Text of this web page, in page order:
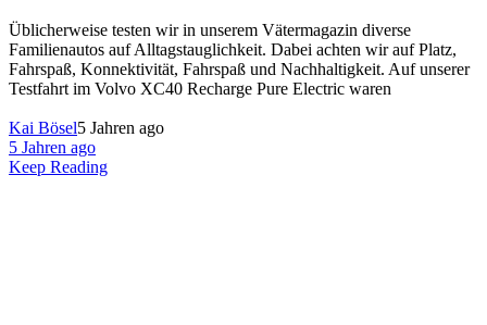
Üblicherweise testen wir in unserem Vätermagazin diverse
Familienautos auf Alltagstauglichkeit. Dabei achten wir auf Platz,
Fahrspaß, Konnektivität, Fahrspaß und Nachhaltigkeit. Auf unserer
Testfahrt im Volvo XC40 Recharge Pure Electric waren
Kai Bösel5 Jahren ago
5 Jahren ago
Keep Reading